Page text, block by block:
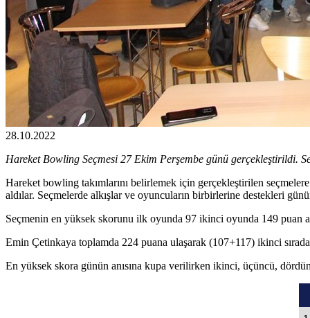
28.10.2022
Hareket Bowling Seçmesi 27 Ekim Perşembe günü gerçekleştirildi.
Hareket bowling takımlarını belirlemek için gerçekleştirilen
aldılar. Seçmelerde alkışlar ve oyuncuların birbirlerine destekleri
Seçmenin en yüksek skorunu ilk oyunda 97 ikinci oyunda 149 puan
Emin Çetinkaya toplamda 224 puana ulaşarak (107+117) ikinci
En yüksek skora günün anısına kupa verilirken ikinci, üçüncü,